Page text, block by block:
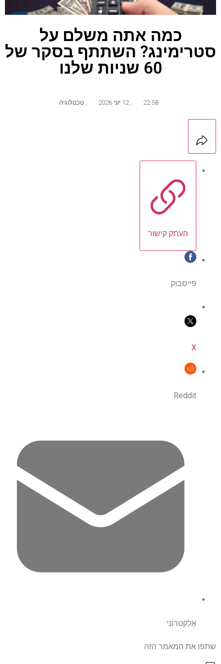
כמה אתה משלם על
סטרימינג? השתתף בסקר של
60 שניות שלנו
22:58 12 יוני 2026 טכנולוגיה
העתק קישור
פייסבוק
X
Reddit
אֶלֶקטרוֹנִי
שתפו את המאמר הזה